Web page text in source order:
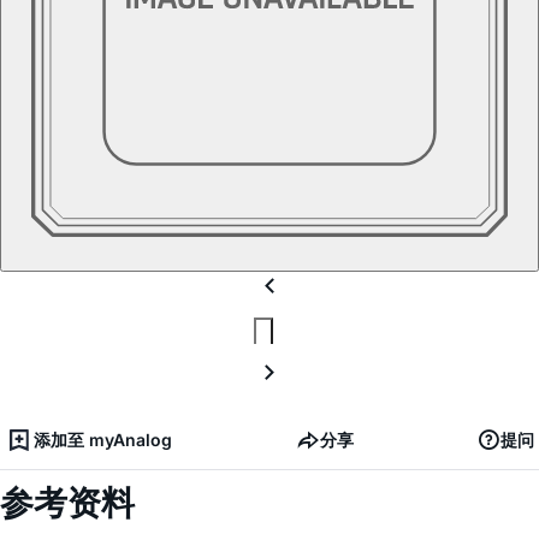
添加至 myAnalog 分享 提问
参考资料